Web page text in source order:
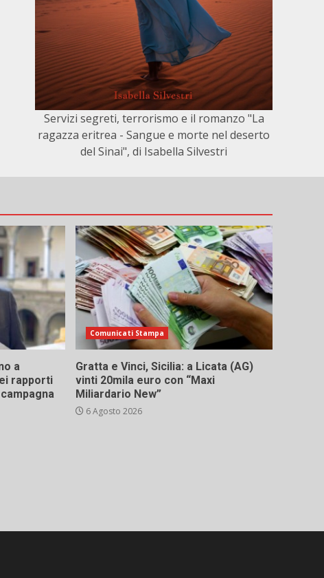
Servizi segreti, terrorismo e il romanzo "La
ragazza eritrea - Sangue e morte nel deserto
del Sinai", di Isabella Silvestri
a
rapporti
Comunicati Stampa
Gratta e Vinci, Sicilia: a Licata (AG)
vinti 20mila euro con “Maxi
Miliardario New”
6 Agosto 2026